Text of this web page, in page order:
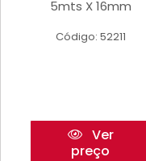
5mts X 16mm
Código: 52211
Ver
preço